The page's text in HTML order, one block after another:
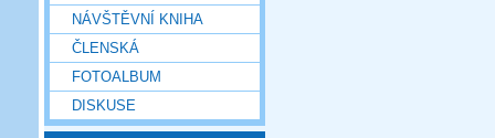
NÁVŠTĚVNÍ KNIHA
ČLENSKÁ
FOTOALBUM
DISKUSE